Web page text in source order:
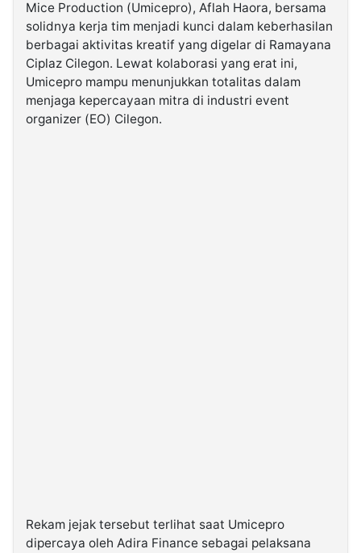
Kabarbaru.co
2026
Kabarbaru
Mice Production (Umicepro), Aflah Haora, bersama
solidnya kerja tim menjadi kunci dalam keberhasilan
berbagai aktivitas kreatif yang digelar di Ramayana
Ciplaz Cilegon. Lewat kolaborasi yang erat ini,
Umicepro mampu menunjukkan totalitas dalam
menjaga kepercayaan mitra di industri event
organizer (EO) Cilegon.
Rekam jejak tersebut terlihat saat Umicepro
dipercaya oleh Adira Finance sebagai pelaksana